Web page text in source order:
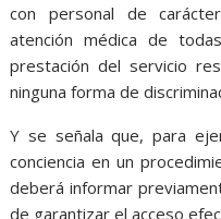
con personal de
atención médica de
prestación del servicio
ninguna forma de
Y se señala que, para
conciencia en un
deberá informar
de garantizar el acceso